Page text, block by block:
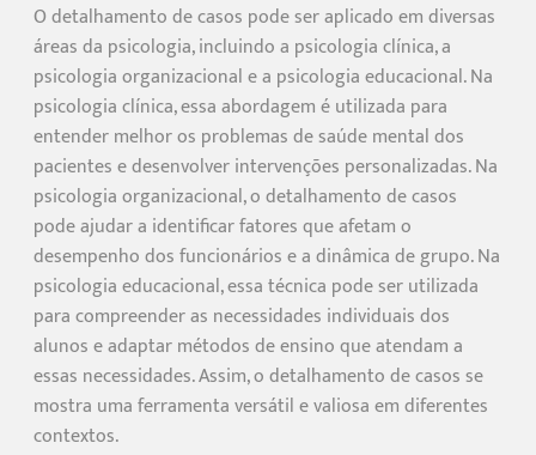
O detalhamento de casos pode ser aplicado em diversas
áreas da psicologia, incluindo a psicologia clínica, a
psicologia organizacional e a psicologia educacional. Na
psicologia clínica, essa abordagem é utilizada para
entender melhor os problemas de saúde mental dos
pacientes e desenvolver intervenções personalizadas. Na
psicologia organizacional, o detalhamento de casos
pode ajudar a identificar fatores que afetam o
desempenho dos funcionários e a dinâmica de grupo. Na
psicologia educacional, essa técnica pode ser utilizada
para compreender as necessidades individuais dos
alunos e adaptar métodos de ensino que atendam a
essas necessidades. Assim, o detalhamento de casos se
mostra uma ferramenta versátil e valiosa em diferentes
contextos.